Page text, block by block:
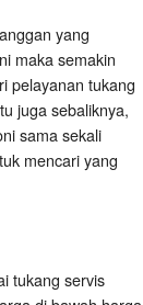
yang
maka semakin
pelayanan tukang
juga sebaliknya,
sama sekali
mencari yang
tukang servis